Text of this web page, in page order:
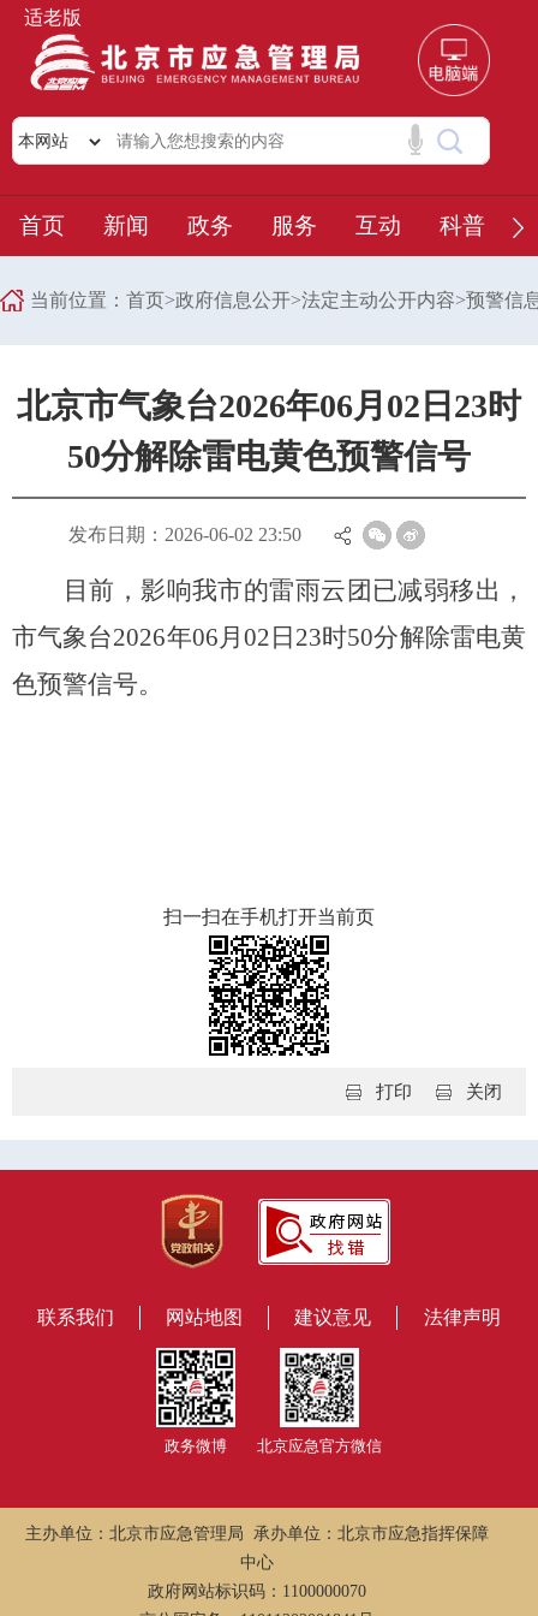
适老版
首页 新闻 政务 服务 互动 科普
当前位置： 首页>政府信息公开>法定主动公开内容>预警信
北京市气象台2026年06月02日23时
50分解除雷电黄色预警信号
发布日期：2026-06-02 23:50
目前，影响我市的雷雨云团已减弱移出，
市气象台2026年06月02日23时50分解除雷电黄
色预警信号。
扫一扫在手机打开当前页
关闭
打印
联系我们 网站地图 建议意见 法律声明
政务微博 北京应急官方微信
主办单位：北京市应急管理局 承办单位：北京市应急指挥保障
中心
政府网站标识码：1100000070